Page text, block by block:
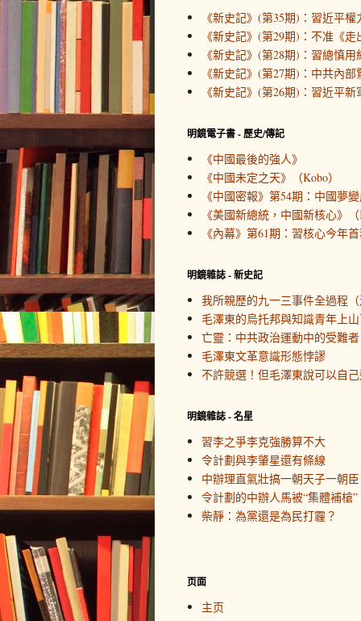
《新史記》(第35期)：習近平
《新史記》(第29期)：不准《
《新史記》(第28期)：習總慎用
《新史記》(第27期)：中共內
《新史記》(第26期)：習近平
明鏡電子書 - 歷史/傳記
《中國最後的強人》
《中國未定之天》（Kobo）
《中國密報》第54期：中國夢
《美國新總統，中國新核心》
《內幕》第61期：習核心今年
明鏡雜誌 - 新史記
我所親歷的九一三事件全過程
毛澤東的烏托邦與知識青年上
亡靈：中共政治運動中的受難者
毛澤東文革意識形態悖謬
不許競選！但毛澤東說可以自
明鏡雜誌 - 名星
習李之爭李克強勝算不大
令計劃與李肇星還有條線
中辦理直氣壯搞一朝天子一朝臣
令計劃的中辦人馬被“集體補槍”
柴靜：為黨還是為民打霾？
页面
主页